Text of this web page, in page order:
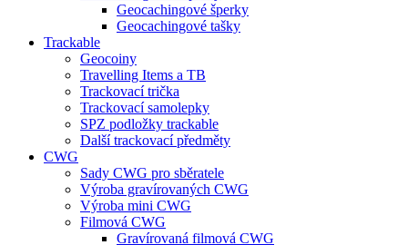
Geocachingové šperky
Geocachingové tašky
Trackable
Geocoiny
Travelling Items a TB
Trackovací trička
Trackovací samolepky
SPZ podložky trackable
Další trackovací předměty
CWG
Sady CWG pro sběratele
Výroba gravírovaných CWG
Výroba mini CWG
Filmová CWG
Gravírovaná filmová CWG